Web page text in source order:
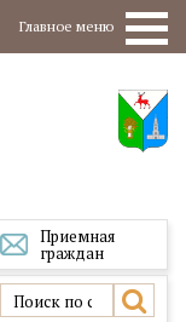
Главное меню
Приемная
граждан